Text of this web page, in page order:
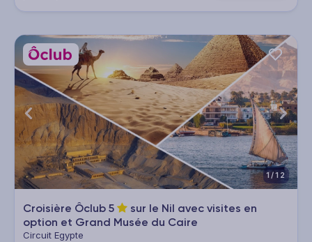
1/12
Croisière Ôclub 5
sur le Nil avec visites en
option et Grand Musée du Caire
Circuit Egypte